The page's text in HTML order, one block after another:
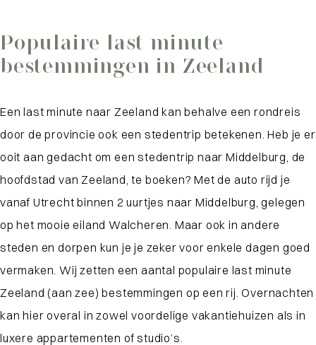
Populaire last minute
bestemmingen in Zeeland
Een last minute naar Zeeland kan behalve een rondreis
door de provincie ook een stedentrip betekenen. Heb je er
ooit aan gedacht om een stedentrip naar Middelburg, de
hoofdstad van Zeeland, te boeken? Met de auto rijd je
vanaf Utrecht binnen 2 uurtjes naar Middelburg, gelegen
op het mooie eiland Walcheren. Maar ook in andere
steden en dorpen kun je je zeker voor enkele dagen goed
vermaken. Wij zetten een aantal populaire last minute
Zeeland (aan zee) bestemmingen op een rij. Overnachten
kan hier overal in zowel voordelige vakantiehuizen als in
luxere appartementen of studio’s.